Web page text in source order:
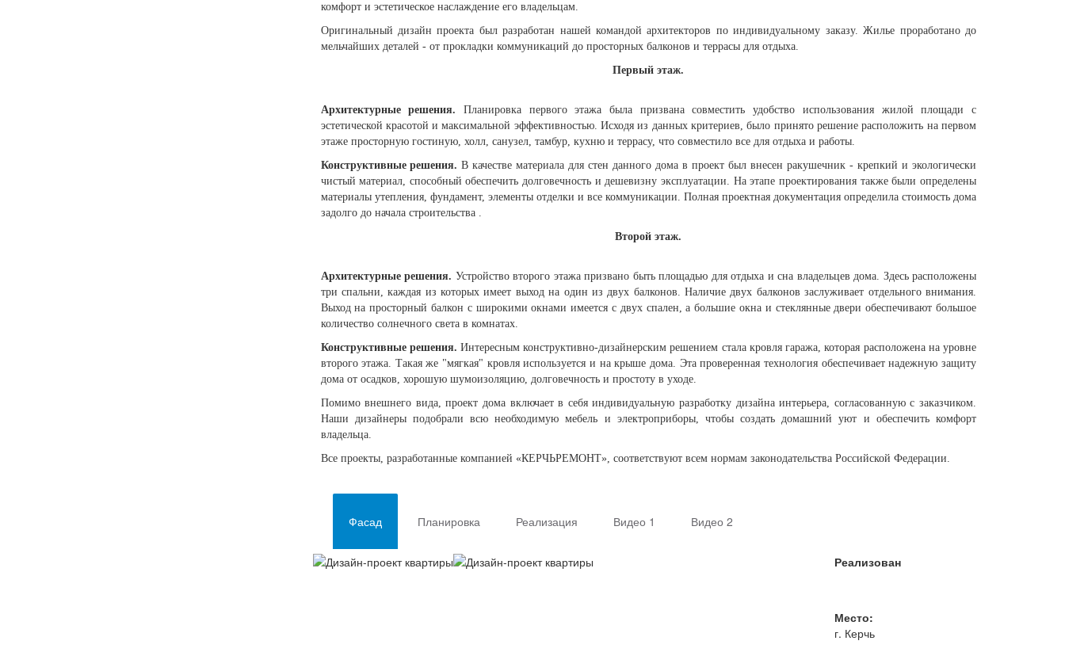
комфорт и эстетическое наслаждение его владельцам.
Оригинальный дизайн проекта был разработан нашей командой архитекторов по индивидуальному заказу. Жилье проработано до
мельчайших деталей - от прокладки коммуникаций до просторных балконов и террасы для отдыха.
Первый этаж.
Архитектурные решения. Планировка первого этажа была призвана совместить удобство использования жилой площади с
эстетической красотой и максимальной эффективностью. Исходя из данных критериев, было принято решение расположить на первом
этаже просторную гостиную, холл, санузел, тамбур, кухню и террасу, что совместило все для отдыха и работы.
Конструктивные решения. В качестве материала для стен данного дома в проект был внесен ракушечник - крепкий и экологически
чистый материал, способный обеспечить долговечность и дешевизну эксплуатации. На этапе проектирования также были определены
материалы утепления, фундамент, элементы отделки и все коммуникации. Полная проектная документация определила стоимость дома
задолго до начала строительства .
Второй этаж.
Архитектурные решения. Устройство второго этажа призвано быть площадью для отдыха и сна владельцев дома. Здесь расположены
три спальни, каждая из которых имеет выход на один из двух балконов. Наличие двух балконов заслуживает отдельного внимания.
Выход на просторный балкон с широкими окнами имеется с двух спален, а большие окна и стеклянные двери обеспечивают большое
количество солнечного света в комнатах.
Конструктивные решения. Интересным конструктивно-дизайнерским решением стала кровля гаража, которая расположена на уровне
второго этажа. Такая же "мягкая" кровля используется и на крыше дома. Эта проверенная технология обеспечивает надежную защиту
дома от осадков, хорошую шумоизоляцию, долговечность и простоту в уходе.
Помимо внешнего вида, проект дома включает в себя индивидуальную разработку дизайна интерьера, согласованную с заказчиком.
Наши дизайнеры подобрали всю необходимую мебель и электроприборы, чтобы создать домашний уют и обеспечить комфорт
владельца.
Все проекты, разработанные компанией «КЕРЧЬРЕМОНТ», соответствуют всем нормам законодательства Российской Федерации.
Фасад Планировка Реализация Видео 1 Видео 2
Реализован
Место:
г. Керчь